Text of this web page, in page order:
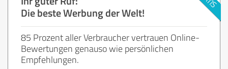
Die beste Werbung der Welt!
85 Prozent aller Verbraucher vertrauen Online-
Bewertungen genauso wie persönlichen
Empfehlungen.